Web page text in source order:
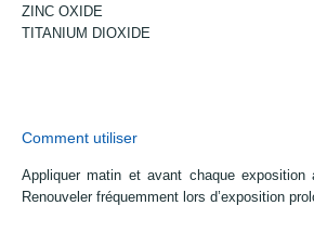
ZINC OXIDE
TITANIUM DIOXIDE
Comment utiliser
Appliquer matin et avant chaque
Renouveler fréquemment lors d’exposition